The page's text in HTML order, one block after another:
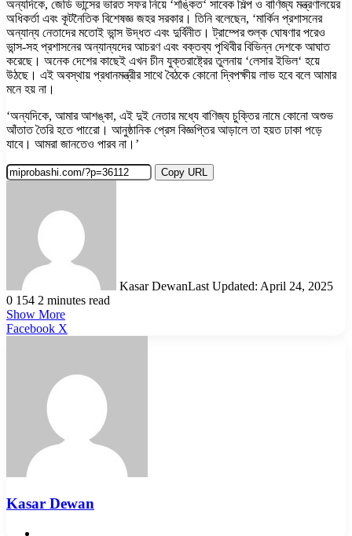
অন্যদিকে, জেডি ভান্সের ভারত সফর নিয়ে ‘শঙ্কিত‘ সাবেক শিল্প ও বাণিজ্য মন্ত্রণালয়ের
অধিকর্তা এবং কূটনৈতিক বিশেষজ্ঞ জহর সরকার। তিনি বলেছেন, ‘মার্কিন প্রশাসনের
অন্যান্য নেতাদের মতোই ভান্স উদ্ধত এবং দুর্বিনীত। ট্রাম্পের শুল্ক ঘোষণার পরেও
ভান্স-সহ প্রশাসনের অন্যান্যদের আচরণ এবং বক্তব্য পৃথিবীর বিভিন্ন দেশকে আঘাত
করেছে। অনেক দেশের কাছেই এখন চীন যুক্তরাষ্ট্রের তুলনায় ‘লেসার ইভিল‘ হয়ে
উঠছে। এই অবস্থায় প্রধানমন্ত্রীর সাথে বৈঠকে কোনো দ্বিপক্ষীয় লাভ হবে বলে আমার
মনে হয় না।
‘অন্যদিকে, আমার আশঙ্কা, এই দুই নেতার মধ্যে বাণিজ্য চুক্তির নামে কোনো অশুভ
আঁতাত তৈরি হতে পারেো। আনুষ্ঠানিক প্রেস বিজ্ঞপ্তির আড়ালে তা হয়ত ঢাকা পড়ে
যাবে। আমরা জানতেও পারব না।’
Copy URL
Kasar DewanLast Updated: April 24, 2025
0 154 2 minutes read
Show More
Facebook X
Kasar Dewan